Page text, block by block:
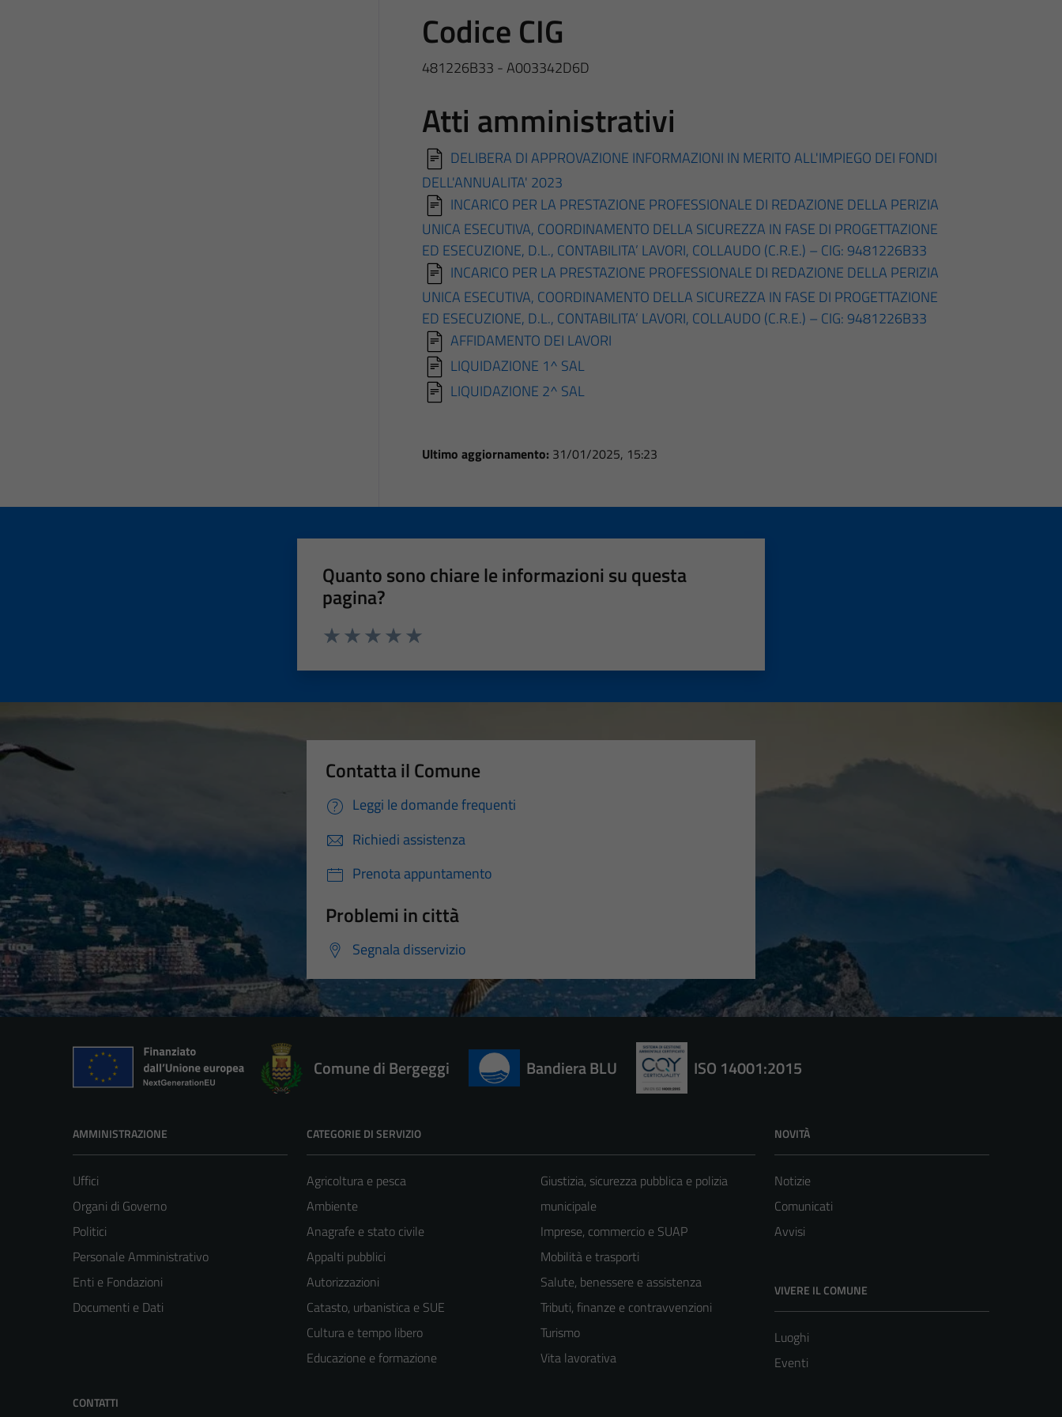
Codice CIG
481226B33 - A003342D6D
Atti amministrativi
DELIBERA DI APPROVAZIONE INFORMAZIONI IN MERITO ALL'IMPIEGO DEI FONDI
DELL'ANNUALITA' 2023
INCARICO PER LA PRESTAZIONE PROFESSIONALE DI REDAZIONE DELLA PERIZIA
UNICA ESECUTIVA, COORDINAMENTO DELLA SICUREZZA IN FASE DI PROGETTAZIONE
ED ESECUZIONE, D.L., CONTABILITA’ LAVORI, COLLAUDO (C.R.E.) – CIG: 9481226B33
INCARICO PER LA PRESTAZIONE PROFESSIONALE DI REDAZIONE DELLA PERIZIA
UNICA ESECUTIVA, COORDINAMENTO DELLA SICUREZZA IN FASE DI PROGETTAZIONE
ED ESECUZIONE, D.L., CONTABILITA’ LAVORI, COLLAUDO (C.R.E.) – CIG: 9481226B33
AFFIDAMENTO DEI LAVORI
LIQUIDAZIONE 1^ SAL
LIQUIDAZIONE 2^ SAL
Ultimo aggiornamento: 31/01/2025, 15:23
Quanto sono chiare le informazioni su questa
pagina?
Contatta il Comune
Leggi le domande frequenti
Richiedi assistenza
Prenota appuntamento
Problemi in città
Segnala disservizio
Comune di Bergeggi Bandiera BLU ISO 14001:2015
AMMINISTRAZIONE
Uffici
Organi di Governo
Politici
Personale Amministrativo
Enti e Fondazioni
Documenti e Dati
CATEGORIE DI SERVIZIO
Agricoltura e pesca
Ambiente
Anagrafe e stato civile
Appalti pubblici
Autorizzazioni
Catasto, urbanistica e SUE
Cultura e tempo libero
Educazione e formazione
Giustizia, sicurezza pubblica e polizia
municipale
Imprese, commercio e SUAP
Mobilità e trasporti
Salute, benessere e assistenza
Tributi, finanze e contravvenzioni
Turismo
Vita lavorativa
NOVITÀ
Notizie
Comunicati
Avvisi
VIVERE IL COMUNE
Luoghi
Eventi
CONTATTI